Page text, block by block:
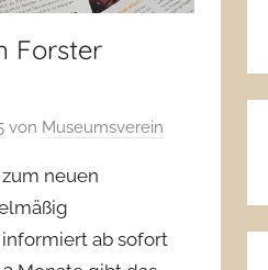
Forster
von Museumsverein
neuen
ab sofort